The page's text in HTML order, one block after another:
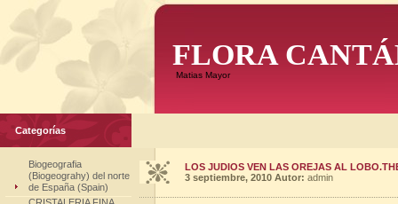
FLORA
Matias Mayor
Categorías
Biogeografia
(Biogeograhy) del norte
de España (Spain)
LOS JUDIOS VEN LAS OREJAS AL
3 septiembre, 2010 Autor: admin